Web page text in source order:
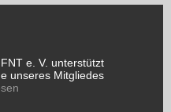
e. V. unterstützt
unseres Mitgliedes